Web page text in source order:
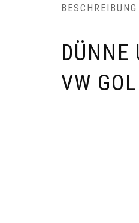
BESCHREIBUNG
DÜNNE
VW